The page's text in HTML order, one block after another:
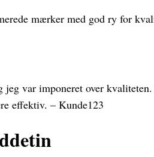
mærker med god ry for
var imponeret over
effektiv. – Kunde123